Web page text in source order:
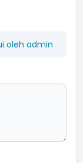
oleh admin